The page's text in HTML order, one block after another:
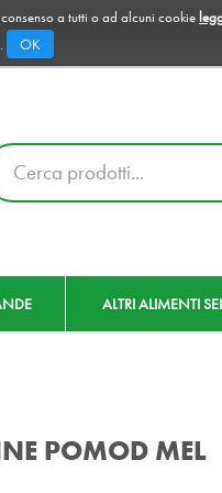
a tutti o ad alcuni cookie
OK
ALTRI ALIMENTI
POMOD MEL